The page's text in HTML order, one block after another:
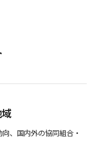
、国内外の協同組合・